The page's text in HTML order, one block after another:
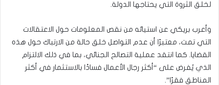
لخلق الثروة التي يحتاجها الدولة.
وأعرب بريكي عن استيائه من نقص المعلومات حول الاعتقالات
التي تمت، معتبرًا أن عدم التواصل خلق حالة من الارتباك حول هذه
القضايا. كما انتقد عملية التصالح الجنائي، بما في ذلك الالتزام
الذي يُفرض على “أكثر رجال الأعمال فسادًا بالاستثمار في أكثر
المناطق فقرًا”.